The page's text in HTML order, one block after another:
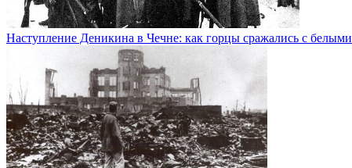
Наступление Деникина в Чечне: как горцы сражались с белыми